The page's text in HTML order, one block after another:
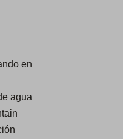
en
agua